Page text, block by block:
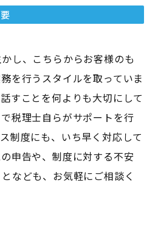
し、こちらからお客様のも
を行うスタイルを取っていま
すことを何よりも大切にして
税理士自らがサポートを行
制度にも、いち早く対応して
申告や、制度に対する不安
なども、お気軽にご相談く